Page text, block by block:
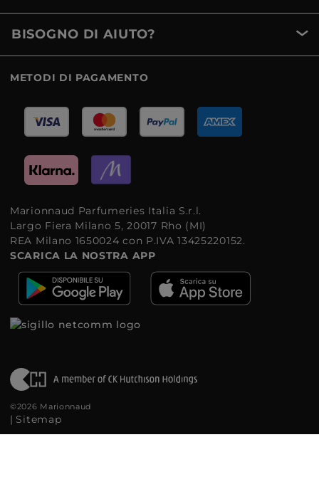
BISOGNO DI AIUTO?
METODI DI PAGAMENTO
Marionnaud Parfumeries Italia S.r.l.
Largo Fiera Milano 5, 20017 Rho (MI)
REA Milano 1650024 con P.IVA 13425220152.
SCARICA LA NOSTRA APP
©2026 Marionnaud
| Sitemap